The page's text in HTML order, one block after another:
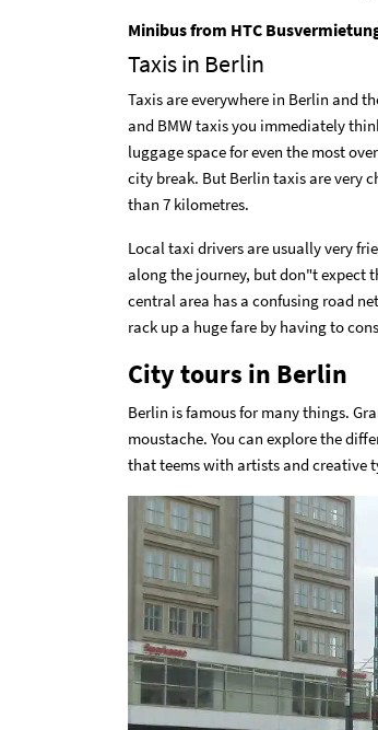
Minibus from HTC
Taxis in Berlin
Taxis are everywhere in Berlin and
and BMW taxis you immediately
luggage space for even the most
city break. But Berlin taxis are very
than 7 kilometres.
Local taxi drivers are usually very
along the journey, but don"t expect
central area has a confusing road
rack up a huge fare by having to
City tours in Berlin
Berlin is famous for many things.
moustache. You can explore the
that teems with artists and creative